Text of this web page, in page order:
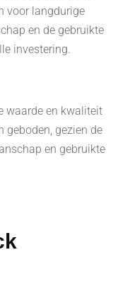
voor langdurige
en de gebruikte
investering.
waarde en kwaliteit
geboden, gezien de
en gebruikte